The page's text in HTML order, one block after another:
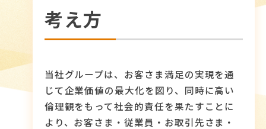
考え方
当社グループは、お客さま満足の実現を通
じて企業価値の最大化を図り、同時に高い
倫理観をもって社会的責任を果たすことに
より、お客さま・従業員・お取引先さま・